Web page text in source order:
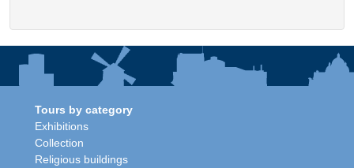
Tours by category
Exhibitions
Collection
Religious buildings